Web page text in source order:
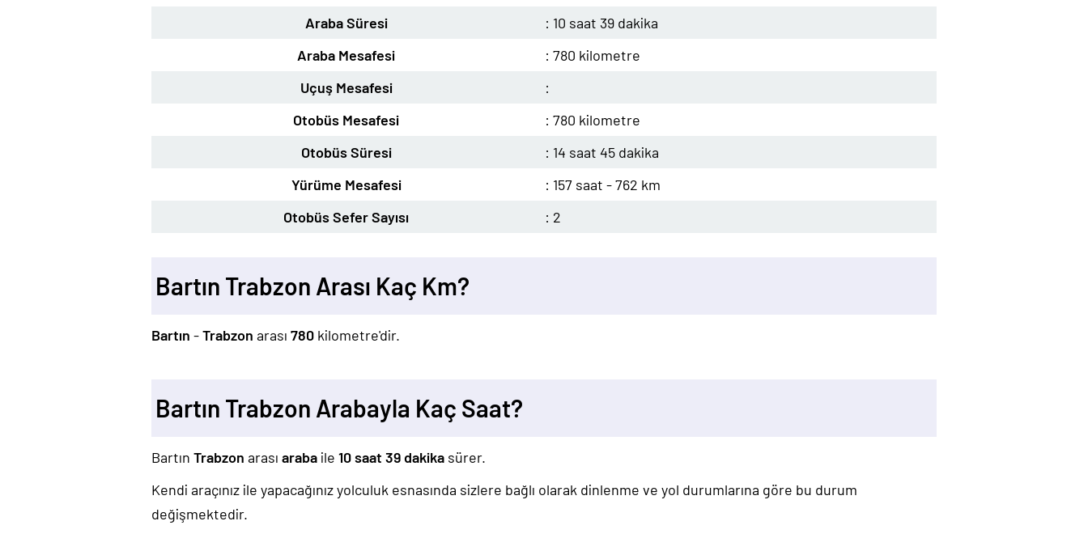
Araba Süresi
: 10 saat 39 dakika
Araba Mesafesi
: 780 kilometre
Uçuş Mesafesi
:
Otobüs Mesafesi
: 780 kilometre
Otobüs Süresi
: 14 saat 45 dakika
Yürüme Mesafesi
: 157 saat - 762 km
Otobüs Sefer Sayısı
: 2
Bartın Trabzon Arası Kaç Km?
Bartın -Trabzon arası 780 kilometre'dir.
Bartın Trabzon Arabayla Kaç Saat?
Bartın Trabzon arası araba ile 10 saat 39 dakika sürer.
Kendi araçınız ile yapacağınız yolculuk esnasında sizlere bağlı olarak dinlenme ve yol durumlarına göre bu durum
değişmektedir.